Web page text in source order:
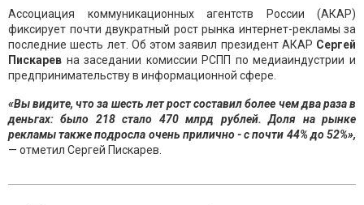
Ассоциация коммуникационных агентств России (АКАР)
фиксирует почти двукратный рост рынка интернет-рекламы за
последние шесть лет. Об этом заявил президент АКАР Сергей
Пискарев на заседании комиссии РСПП по медиаиндустрии и
предпринимательству в информационной сфере.
«Вы видите, что за шесть лет рост составил более чем два раза в
деньгах: было 218 стало 470 млрд рублей. Доля на рынке
рекламы также подросла очень прилично - с почти 44% до 52%»,
— отметил Сергей Пискарев.